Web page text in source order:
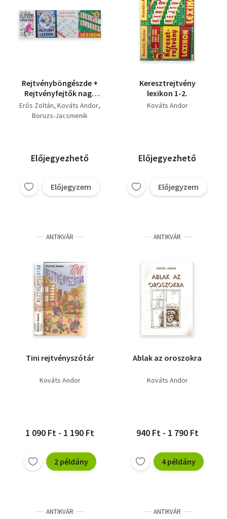
Rejtvényböngészde +
Rejtvényfejtők nagy
lexikona +
Rejtvénylexikon +
Erős Zoltán Kováts Andor
Boruzs-Jacsmenik
Előjegyezhető
Előjegyzem
Keresztrejtvény
lexikon 1-2.
Kováts Andor
Előjegyezhető
Előjegyzem
ANTIKVÁR
Tini rejtvényszótár
Kováts Andor
1 090 Ft - 1 190 Ft
2 példány
ANTIKVÁR
Ablak az oroszokra
Kováts Andor
940 Ft - 1 790 Ft
4 példány
ANTIKVÁR ANTIKVÁR